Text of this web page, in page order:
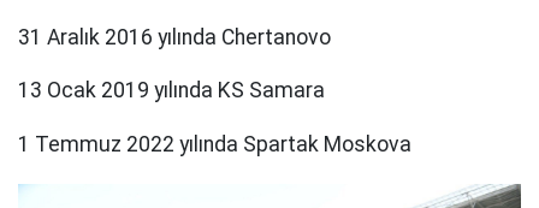
31 Aralık 2016 yılında Chertanovo
13 Ocak 2019 yılında KS Samara
1 Temmuz 2022 yılında Spartak Moskova